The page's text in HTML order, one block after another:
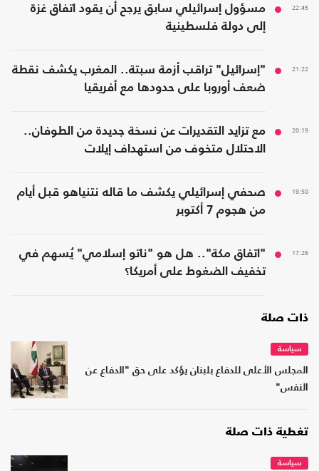
22:45
مسؤول إسرائيلي سابق يرجح أن يقود اتفاق غزة
إلى دولة فلسطينية
21:22
"إسرائيل" تراقب أزمة سبتة.. المغرب يكشف نقطة
ضعف أوروبا على حدودها مع أفريقيا
20:19
مع تزايد التقديرات عن نسخة جديدة من الطوفان..
الاحتلال متخوف من استهداف إيلات
19:58
صحفي إسرائيلي يكشف ما قاله نتنياهو قبل أيام
من هجوم 7 أكتوبر
17:26
"اتفاق مكة".. هل هو "ناتو إسلامي" يُسهم في
تخفيف الضغوط على أمريكا؟
ذات صلة
سياسة
المجلس الأعلى للدفاع بلبنان يؤكد على حق "الدفاع عن
النفس"
تغطية ذات صلة
سياسة